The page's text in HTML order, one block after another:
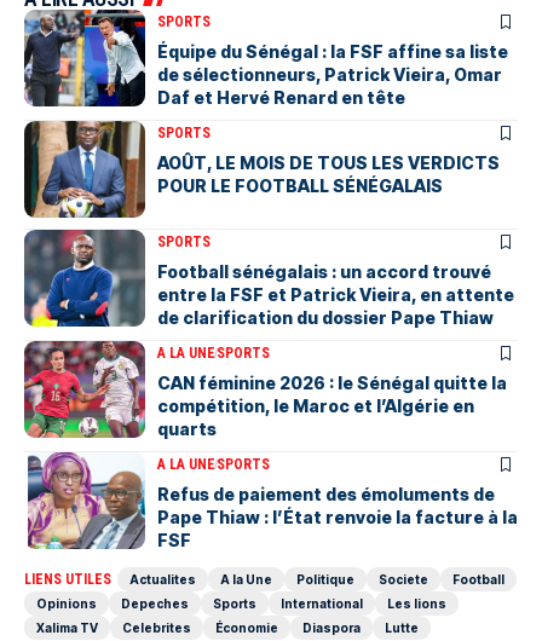
SPORTS
Équipe du Sénégal : la FSF affine sa liste
de sélectionneurs, Patrick Vieira, Omar
Daf et Hervé Renard en tête
SPORTS
AOÛT, LE MOIS DE TOUS LES VERDICTS
POUR LE FOOTBALL SÉNÉGALAIS
SPORTS
Football sénégalais : un accord trouvé
entre la FSF et Patrick Vieira, en attente
de clarification du dossier Pape Thiaw
A LA UNESPORTS
‎CAN féminine 2026 : le Sénégal quitte la
compétition, le Maroc et l’Algérie en
quarts
A LA UNESPORTS
Refus de paiement des émoluments de
Pape Thiaw : l’État renvoie la facture à la
FSF
LIENS UTILES Actualites A la Une Politique Societe
Football
Opinions
Depeches Sports International
Les lions
Xalima TV
Celebrites Économie Diaspora Lutte